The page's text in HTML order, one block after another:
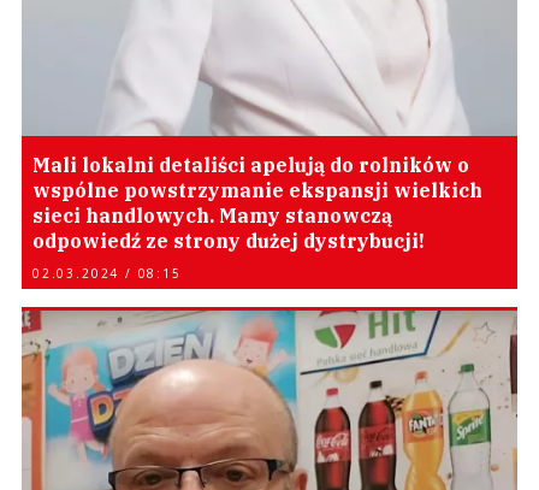
Mali lokalni detaliści apelują do rolników o
wspólne powstrzymanie ekspansji wielkich
sieci handlowych. Mamy stanowczą
odpowiedź ze strony dużej dystrybucji!
02.03.2024 / 08:15